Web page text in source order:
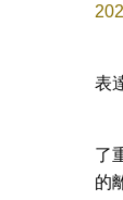
表
了
的